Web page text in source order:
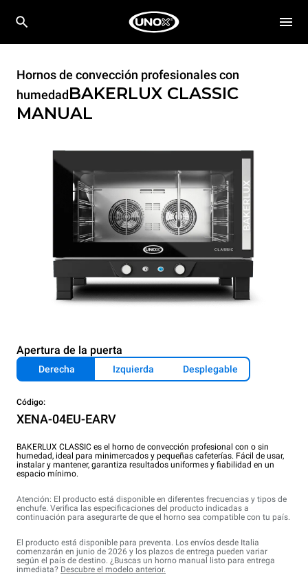
Hornos de convección profesionales con
humedadBAKERLUX CLASSIC
MANUAL
Apertura de la puerta
Derecha Izquierda Desplegable
Código:
XENA-04EU-EARV
BAKERLUX CLASSIC es el horno de convección profesional con o sin
humedad, ideal para minimercados y pequeñas cafeterías. Fácil de usar,
instalar y mantener, garantiza resultados uniformes y fiabilidad en un
espacio mínimo.
Atención: El producto está disponible en diferentes frecuencias y tipos de
enchufe. Verifica las especificaciones del producto indicadas a
continuación para asegurarte de que el horno sea compatible con tu país.
El producto está disponible para preventa. Los envíos desde Italia
comenzarán en junio de 2026 y los plazos de entrega pueden variar
según el país de destino. ¿Buscas un horno manual listo para entrega
inmediata? Descubre el modelo anterior.